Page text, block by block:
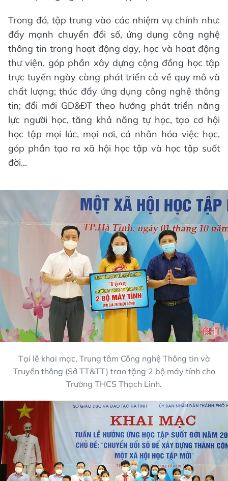
Trong đó, tập trung vào các nhiệm vụ chính như:
đẩy mạnh chuyển đổi số, ứng dụng công nghệ
thông tin trong hoạt động dạy, học và hoạt động
thư viện, góp phần xây dựng cộng đồng học tập
trực tuyến ngày càng phát triển cả về quy mô và
chất lượng; thúc đẩy ứng dụng công nghệ thông
tin; đổi mới GD&ĐT theo hướng phát triển năng
lực người học, tăng khả năng tự học, tạo cơ hội
học tập mọi lúc, mọi nơi, cá nhân hóa việc học,
góp phần tạo ra xã hội học tập và học tập suốt
đời...
Tại lễ khai mạc, Trung tâm Công nghệ Thông tin và
Truyền thông (Sở TT&TT) trao tặng 2 bộ máy tính cho
Trường THCS Thạch Linh.